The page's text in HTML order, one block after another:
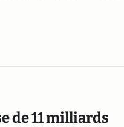
de 11 milliards